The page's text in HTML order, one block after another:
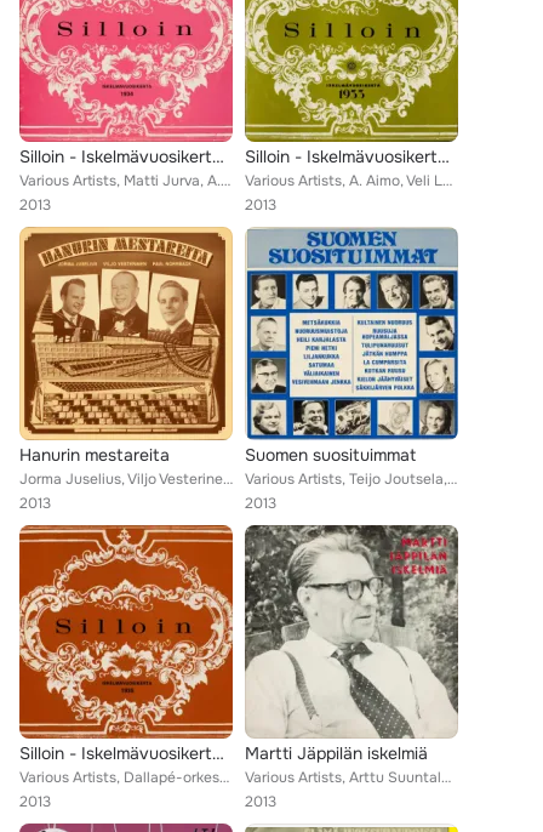
Silloin - Iskelmävuosikerta 1934
Various Artists, Matti Jurva, A. Aimo, Veli Lehto, Viljo Vesterinen, Leo Matinpalo, Dallapé-Trio, Georg Malmstén, Tauno Palo, Da...
2013
Silloin - Iskelmävuosikerta 1933
Various Artists, A. Aimo, Veli Lehto, Viljo Vesterinen, Leo Matinpalo, Georg Malmstén, Dallapé-orkesteri
2013
Hanurin mestareita
Jorma Juselius, Viljo Vesterinen, Paul Norrback
2013
Suomen suosituimmat
Various Artists, Teijo Joutsela, Mutkattomat, Henry Theel, Kosti Seppälä, Olavi Virta, Georg Malmstén, Reijo Taipale, Arttu Suun...
2013
Silloin - Iskelmävuosikerta 1935
Various Artists, Dallapé-orkesteri, A. Aimo, Matti Jurva, Veli Lehto, Viljo Vesterinen, Georg Malmstén, Tauno Palo
2013
Martti Jäppilän iskelmiä
Various Artists, Arttu Suuntala, Dallapé-orkesteri, A. Aimo, Veli Lehto, Aikamiehet, Viljo Vesterinen, Georg Malmstén, Muksut, M...
2013